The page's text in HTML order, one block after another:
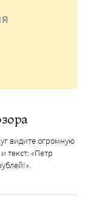
видите огромную
текст: «Петр